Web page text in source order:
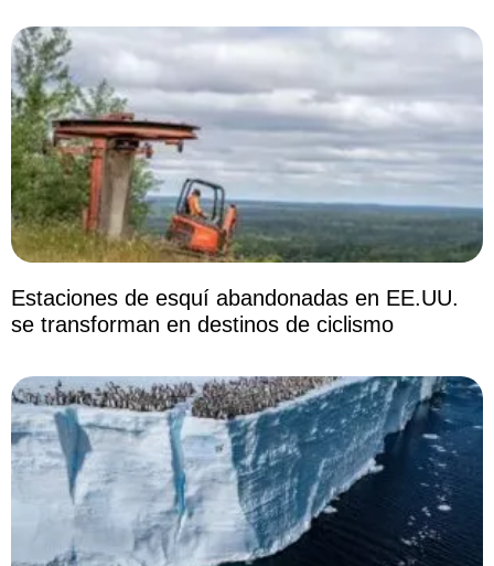
Estaciones de esquí abandonadas en EE.UU.
se transforman en destinos de ciclismo